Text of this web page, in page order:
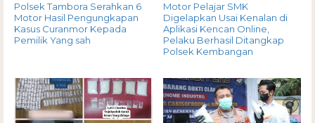
Polsek Tambora Serahkan 6
Motor Hasil Pengungkapan
Kasus Curanmor Kepada
Pemilik Yang sah
Motor Pelajar SMK
Digelapkan Usai Kenalan di
Aplikasi Kencan Online,
Pelaku Berhasil Ditangkap
Polsek Kembangan